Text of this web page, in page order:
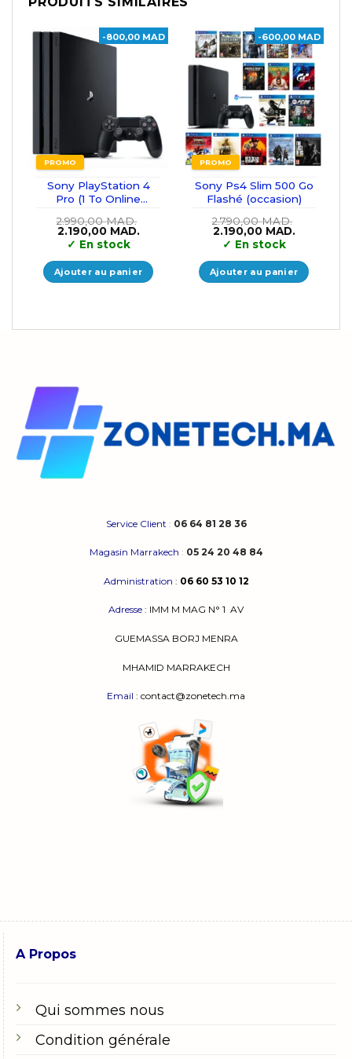
-800,00 MAD
PROMO
Sony PlayStation 4
Pro (1 To Online
2.990,00MAD.
Le
prix
initial
était :
2.990,00 MAD..
2.190,00 MAD.Le
est :
2.190,00 MAD..
✓ En stock
Ajouter au panier
-600,00 MAD
PROMO
Sony Ps4 Slim 500 Go
Flashé (occasion)
2.790,00MAD.
Le
prix
initial
était :
2.790,00 MAD..
2.190,00 MAD.Le
est :
2.190,00
✓ En stock
Ajouter au panier
Service Client : 06 64 81 28 36
Magasin Marrakech : 05 24 20 48 84
Administration : 06 60 53 10 12
Adresse : IMM M MAG N° 1 AV
GUEMASSA BORJ MENRA
MHAMID MARRAKECH
Email : contact@zonetech.ma
A Propos
Qui sommes nous
Condition générale